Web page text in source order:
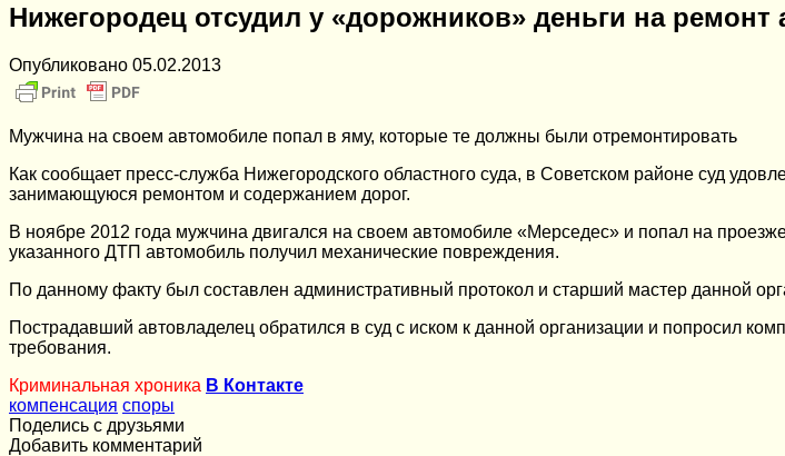
Нижегородец отсудил у «дорожников» деньги на ремонт
Опубликовано 05.02.2013
Мужчина на своем автомобиле попал в яму, которые те должны были отремонтировать
Как сообщает пресс-служба Нижегородского областного суда, в Советском районе суд
занимающуюся ремонтом и содержанием дорог.
В ноябре 2012 года мужчина двигался на своем автомобиле «Мерседес» и попал на
указанного ДТП автомобиль получил механические повреждения.
По данному факту был составлен административный протокол и старший мастер данной
Пострадавший автовладелец обратился в суд с иском к данной организации и попросил
требования.
Криминальная хроника В Контакте
компенсация споры
Поделись с друзьями
Добавить комментарий